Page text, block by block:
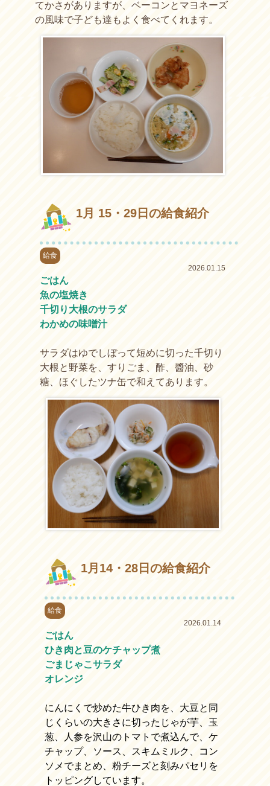
てかさがありますが、ベーコンとマヨネーズ
の風味で子ども達もよく食べてくれます。
1月 15・29日の給食紹介
給食
2026.01.15
ごはん
魚の塩焼き
千切り大根のサラダ
わかめの味噌汁
サラダはゆでしぼって短めに切った千切り
大根と野菜を、すりごま、酢、醬油、砂
糖、ほぐしたツナ缶で和えてあります。
1月14・28日の給食紹介
給食
2026.01.14
ごはん
ひき肉と豆のケチャップ煮
ごまじゃこサラダ
オレンジ
にんにくで炒めた牛ひき肉を、大豆と同
じくらいの大きさに切ったじゃが芋、玉
葱、人参を沢山のトマトで煮込んで、ケ
チャップ、ソース、スキムミルク、コン
ソメでまとめ、粉チーズと刻みパセリを
トッピングしています。